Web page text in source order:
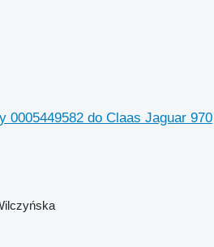
0005449582 do Claas Jaguar 970